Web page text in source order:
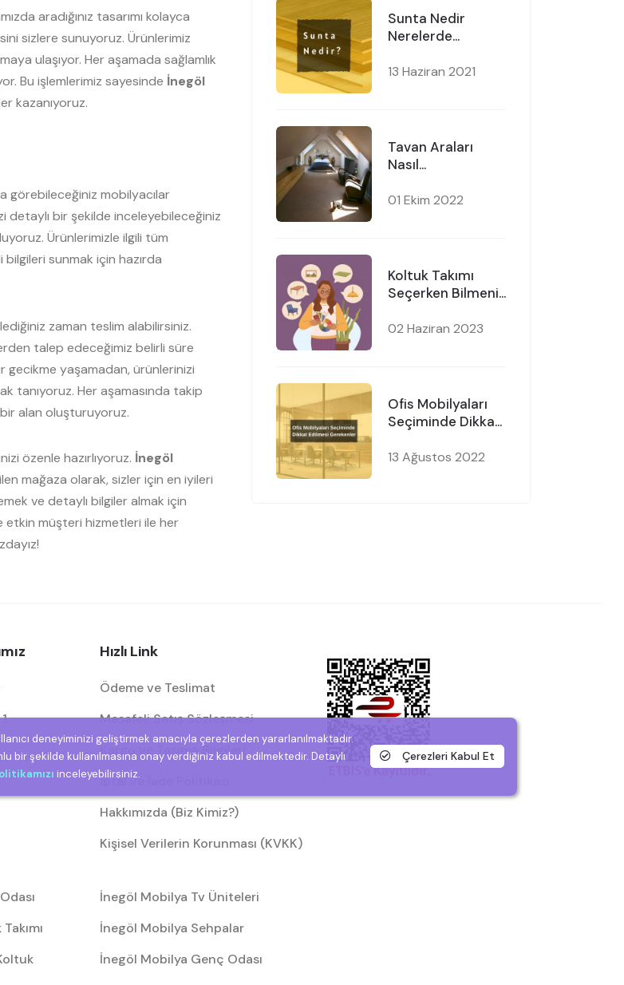
aradığınız tasarımı kolayca
sizlere sunuyoruz. Ürünlerimiz
ulaşıyor. Her aşamada sağlamlık
Bu işlemlerimiz sayesinde İnegöl
kazanıyoruz.
görebileceğiniz mobilyacılar
detaylı bir şekilde inceleyebileceğiniz
Ürünlerimizle ilgili tüm
bilgileri sunmak için hazırda
zaman teslim alabilirsiniz.
talep edeceğimiz belirli süre
gecikme yaşamadan, ürünlerinizi
tanıyoruz. Her aşamasında takip
alan oluşturuyoruz.
özenle hazırlıyoruz. İnegöl
mağaza olarak, sizler için en iyileri
ve detaylı bilgiler almak için
etkin müşteri hizmetleri ile her
Sunta Nedir
Nerelerde
13 Haziran 2021
Tavan Araları
Nasıl
01 Ekim 2022
Koltuk Takımı
Seçerken Bilmeniz
02 Haziran 2023
Ofis Mobilyaları
Seçiminde Dikkat
Gerekenler
13 Ağustos 2022
Hızlı Link
Ödeme ve Teslimat
Mesafeli Satış Sözleşmesi
Kargo ve Taşıma Bilgileri
İptal ve İade Politikası
Hakkımızda (Biz Kimiz?)
Kişisel Verilerin Korunması (KVKK)
İnegöl Mobilya Tv Üniteleri
İnegöl Mobilya Sehpalar
İnegöl Mobilya Genç Odası
deneyiminizi geliştirmek amacıyla çerezlerden yararlanılmaktadır.
bir şekilde kullanılmasına onay verdiğiniz kabul edilmektedir. Detaylı
inceleyebilirsiniz.
Çerezleri Kabul Et